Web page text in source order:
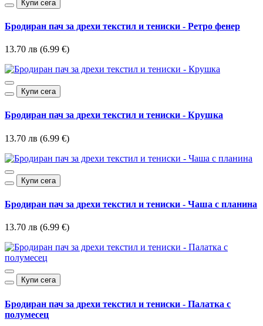
Купи сега
Бродиран пач за дрехи текстил и тениски - Ретро фенер
13.70 лв (6.99 €)
Купи сега
Бродиран пач за дрехи текстил и тениски - Крушка
13.70 лв (6.99 €)
Купи сега
Бродиран пач за дрехи текстил и тениски - Чаша с планина
13.70 лв (6.99 €)
Купи сега
Бродиран пач за дрехи текстил и тениски - Палатка с
полумесец